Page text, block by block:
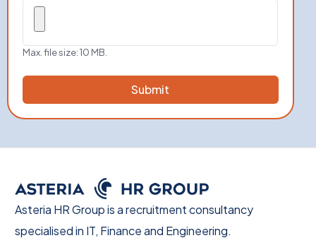
Max. file size: 10 MB.
Asteria HR Group is a recruitment consultancy
specialised in IT, Finance and Engineering.